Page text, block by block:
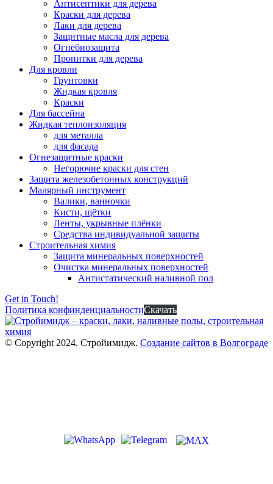
Антисептики для дерева
Краски для дерева
Лаки для дерева
Защитные масла для дерева
Огнебиозащита
Пропитки для дерева
Для кровли
Грунтовки
Жидкая кровля
Краски
Для бассейна
Жидкая теплоизоляция
для металла
для фасада
Огнезащитные краски
Негорючие краски для стен
Защита железобетонных конструкций
Малярный инструмент
Валики, ванночки
Кисти, щётки
Ленты, укрывные плёнки
Средства индивидуальной защиты
Строительная химия
Защита минеральных поверхностей
Очистка минеральных поверхностей
Антистатический наливной пол
Get in Touch!
Политика конфинденциальностиСкачать
© Copyright 2024. Стройимидж. Создание сайтов в Волгограде